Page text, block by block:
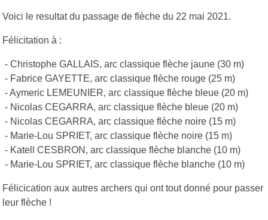
Voici le resultat du passage de flèche du 22 mai 2021.
Félicitation à :
- Christophe GALLAIS, arc classique flèche jaune (30 m)
- Fabrice GAYETTE, arc classique flèche rouge (25 m)
- Aymeric LEMEUNIER, arc classique flèche bleue (20 m)
- Nicolas CEGARRA, arc classique flèche bleue (20 m)
- Nicolas CEGARRA, arc classique flèche noire (15 m)
- Marie-Lou SPRIET, arc classique flèche noire (15 m)
- Katell CESBRON, arc classique flèche blanche (10 m)
- Marie-Lou SPRIET, arc classique flèche blanche (10 m)
Félicication aux autres archers qui ont tout donné pour passer
leur flèche !